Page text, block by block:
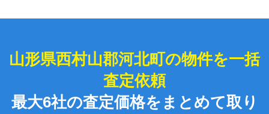
山形県西村山郡河北町の物件を一括
査定依頼
最大6社の査定価格をまとめて取り